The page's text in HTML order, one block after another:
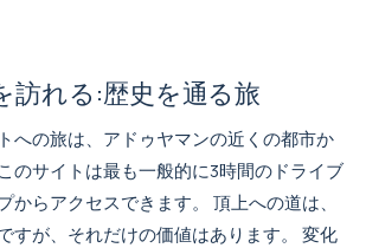
訪れる:歴史を通る旅
への旅は、アドゥヤマンの近くの都市か
のサイトは最も一般的に3時間のドライブ
からアクセスできます。 頂上への道は、
すが、それだけの価値はあります。 変化